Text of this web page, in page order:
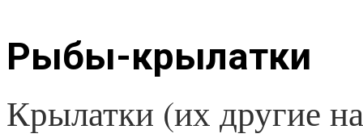
Рыбы-крылатки
Крылатки (их другие